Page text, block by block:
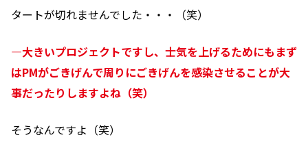
タートが切れませんでした・・・（笑）
―大きいプロジェクトですし、士気を上げるためにもまず
はPMがごきげんで周りにごきげんを感染させることが大
事だったりしますよね（笑）
そうなんですよ（笑）